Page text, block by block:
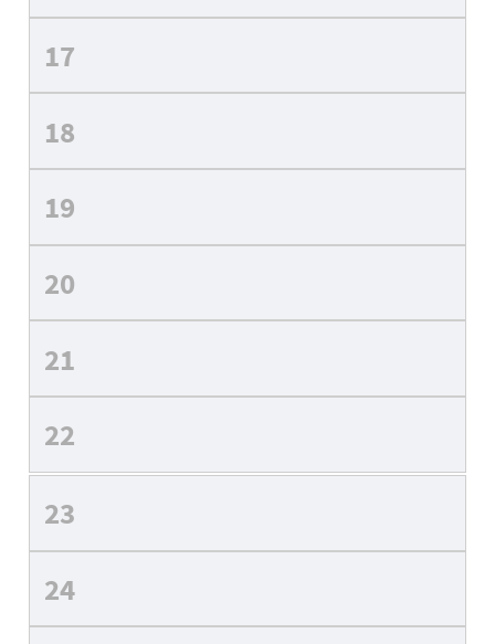
17
18
19
20
21
22
23
24